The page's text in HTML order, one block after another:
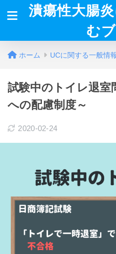
潰瘍性大腸
む
ホーム UCに関する一般情
試験中のトイレ退室
への配慮制度～
2020-02-24